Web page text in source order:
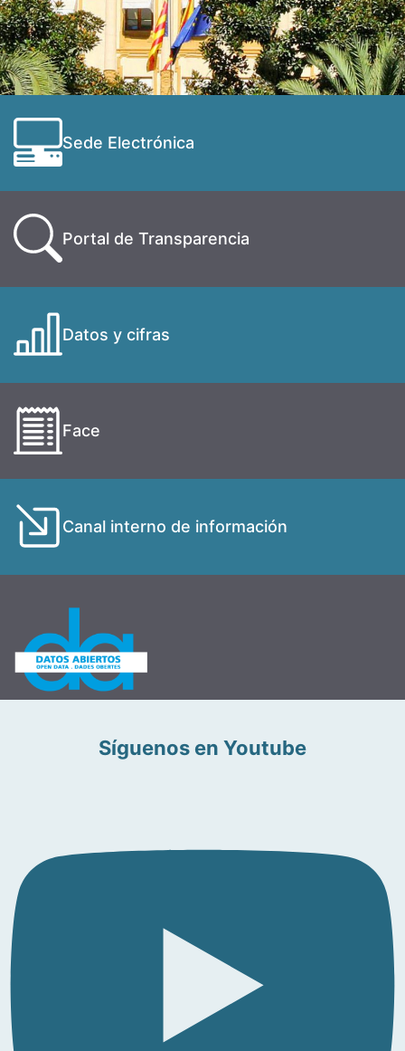
Sede Electrónica
Portal de Transparencia
Datos y cifras
Face
Canal interno de información
Síguenos en Youtube